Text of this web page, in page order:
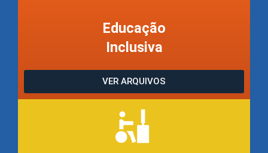
Educação
Inclusiva
VER ARQUIVOS